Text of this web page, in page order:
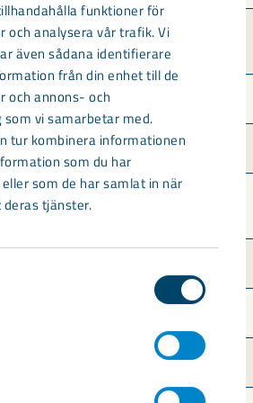
funktioner för
och analysera vår trafik. Vi
även sådana identifierare
från din enhet till de
och annons- och
vi samarbetar med.
tur kombinera informationen
som du har
som de har samlat in när
tjänster.
Rivning
Rivning
16,18
Sanering och rivning